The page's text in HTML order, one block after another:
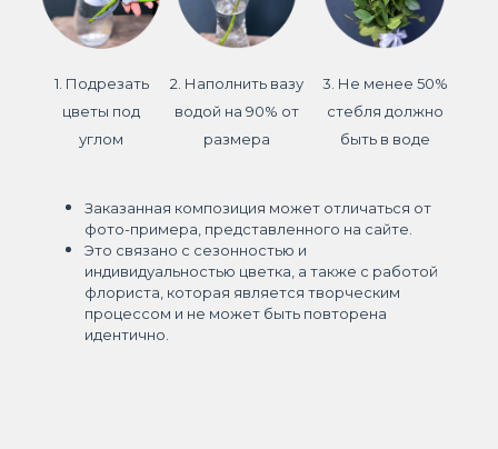
1. Подрезать
цветы под
углом
2. Наполнить вазу
водой на 90% от
размера
3. Не менее 50%
стебля должно
быть в воде
Заказанная композиция может отличаться от
фото-примера, представленного на сайте.
Это связано с сезонностью и
индивидуальностью цветка, а также с работой
флориста, которая является творческим
процессом и не может быть повторена
идентично.